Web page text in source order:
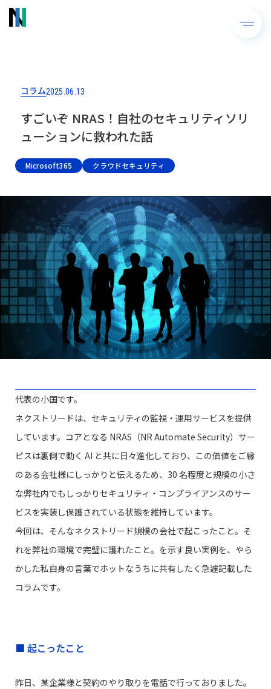
コラム2025.06.13
すごいぞ NRAS！自社のセキュリティソリ
ューションに救われた話
Microsoft365 クラウドセキュリティ
代表の小国です。
ネクストリードは、セキュリティの監視・運用サービスを提供
しています。コアとなる NRAS（NR Automate Security）サー
ビスは裏側で動く AI と共に日々進化しており、この価値をご縁
のある会社様にしっかりと伝えるため、30 名程度と規模の小さ
な弊社内でもしっかりセキュリティ・コンプライアンスのサー
ビスを実装し保護されている状態を維持しています。
今回は、そんなネクストリード規模の会社で起こったこと。そ
れを弊社の環境で完璧に護れたこと。を示す良い実例を、やら
かした私自身の言葉でホットなうちに共有したく急遽記載した
コラムです。
■ 起こったこと
昨日、某企業様と契約のやり取りを電話で行っておりました。